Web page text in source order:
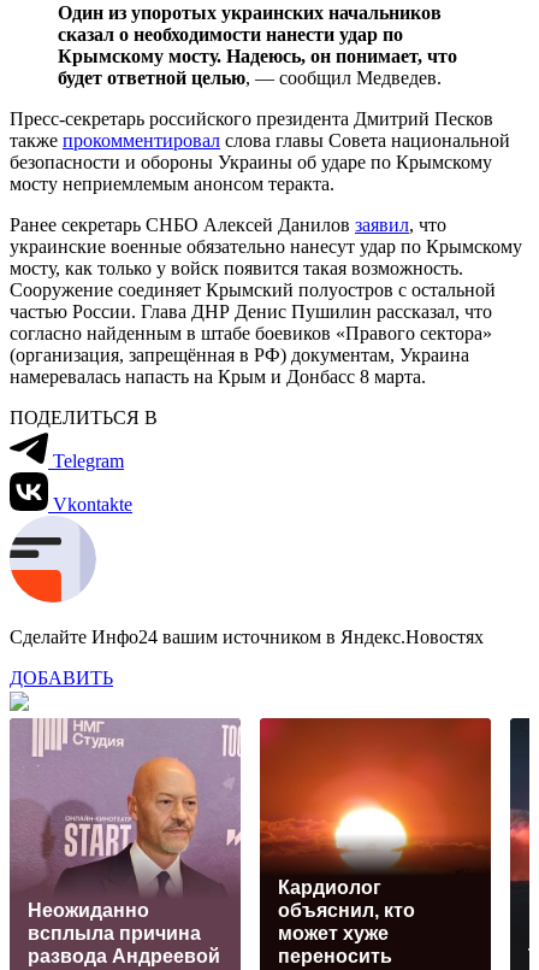
Один из упоротых украинских начальников
сказал о необходимости нанести удар по
Крымскому мосту. Надеюсь, он понимает, что
будет ответной целью, — сообщил Медведев.
Пресс-секретарь российского президента Дмитрий Песков
также прокомментировал слова главы Совета национальной
безопасности и обороны Украины об ударе по Крымскому
мосту неприемлемым анонсом теракта.
Ранее секретарь СНБО Алексей Данилов заявил, что
украинские военные обязательно нанесут удар по Крымскому
мосту, как только у войск появится такая возможность.
Сооружение соединяет Крымский полуостров с остальной
частью России. Глава ДНР Денис Пушилин рассказал, что
согласно найденным в штабе боевиков «Правого сектора»
(организация, запрещённая в РФ) документам, Украина
намеревалась напасть на Крым и Донбасс 8 марта.
ПОДЕЛИТЬСЯ В
Telegram
Vkontakte
Сделайте Инфо24 вашим источником в Яндекс.Новостях
ДОБАВИТЬ
Неожиданно
всплыла причина
развода Андреевой
Кардиолог
объяснил, кто
может хуже
переносить